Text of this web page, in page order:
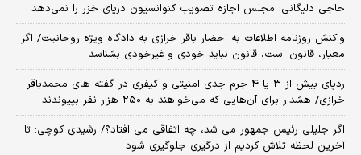
حاجی دلیگانی: مجلس اجازه تصویب کنوانسیون دریای خزر را نمی‌دهد
واکنش روزنامه اطلاعات به احضار باقر خرازی به دادگاه ویژه روحانیت/ اگر
معیار، قانون است، قانون نباید خودی و غیرخودی بشناسد
ردپای بیش از ۳ یا ۴ جرم جدی امنیتی و کیفری در گفته های محمدباقر
خرازی/ هشدار برای آن‌هایی که می‌خواهند به ۲۵۰ هزار نفر بپیوندند
اگر جلیلی رئیس جمهور می شد، چه اتفاقی می افتاد؟/ رشیدی کوچی: تا
آخرین لحظه تلاش کردیم از درگیری جلوگیری شود